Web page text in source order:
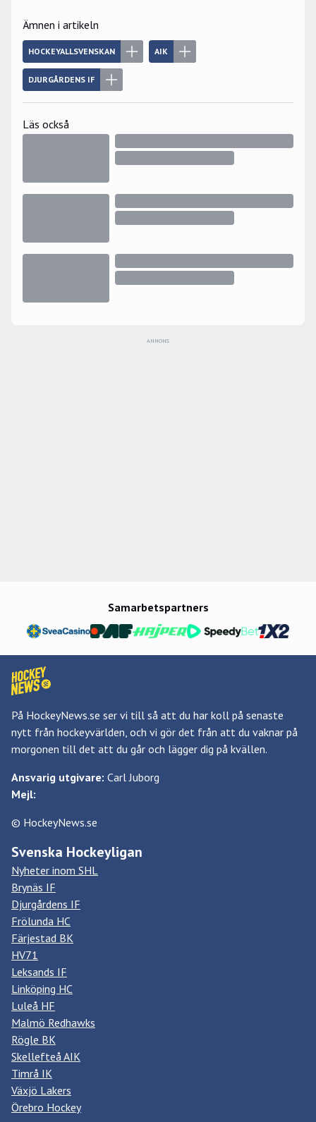
Ämnen i artikeln
HOCKEYALLSVENSKAN AIK
DJURGÅRDENS IF
Läs också
ANNONS
Samarbetspartners
På HockeyNews.se ser vi till så att du har koll på senaste
nytt från hockeyvärlden, och vi gör det från att du vaknar på
morgonen till det att du går och lägger dig på kvällen.
Ansvarig utgivare: Carl Juborg
Mejl:
© HockeyNews.se
Svenska Hockeyligan
Nyheter inom SHL
Brynäs IF
Djurgårdens IF
Frölunda HC
Färjestad BK
HV71
Leksands IF
Linköping HC
Luleå HF
Malmö Redhawks
Rögle BK
Skellefteå AIK
Timrå IK
Växjö Lakers
Örebro Hockey